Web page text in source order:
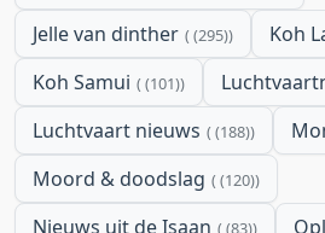
Jelle van dinther (295) Koh
Koh Samui (101)
Luchtvaart nieuws (188)
Moord & doodslag (120)
Nieuws uit de Isaan (83)